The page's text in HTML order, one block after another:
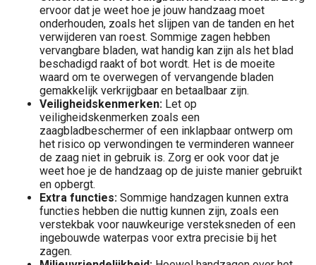
ervoor dat je weet hoe je jouw handzaag moet
onderhouden, zoals het slijpen van de tanden en het
verwijderen van roest. Sommige zagen hebben
vervangbare bladen, wat handig kan zijn als het blad
beschadigd raakt of bot wordt. Het is de moeite
waard om te overwegen of vervangende bladen
gemakkelijk verkrijgbaar en betaalbaar zijn.
Veiligheidskenmerken: Let op
veiligheidskenmerken zoals een
zaagbladbeschermer of een inklapbaar ontwerp om
het risico op verwondingen te verminderen wanneer
de zaag niet in gebruik is. Zorg er ook voor dat je
weet hoe je de handzaag op de juiste manier gebruikt
en opbergt.
Extra functies: Sommige handzagen kunnen extra
functies hebben die nuttig kunnen zijn, zoals een
verstekbak voor nauwkeurige versteksneden of een
ingebouwde waterpas voor extra precisie bij het
zagen.